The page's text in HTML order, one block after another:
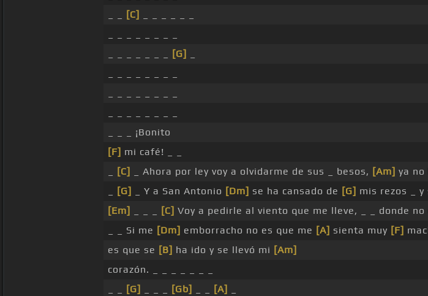
[C]
[G]
_ _ _ ¡Bonito
[F] mi café! _ _
[C] _ Ahora por ley voy a olvidarme de sus _ besos, [Am] ya no
[G] _ Y a San Antonio [Dm] se ha cansado de [G] mis rezos _ y
[Em]
[C] Voy a pedirle al viento que me lleve, _ _ donde no
_ _ Si me [Dm] emborracho no es que me [A] sienta muy [F]
es que se [B] ha ido y se llevó mi [Am]
corazón. _ _ _ _ _ _ _
[G] [Gb] [A]